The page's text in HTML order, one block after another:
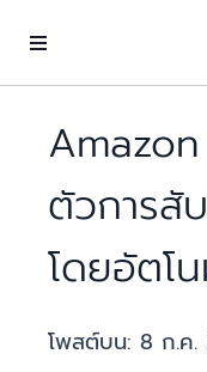
ตัวการสั
โดยอัตโ
โพสต์บน: 8 ก.ค.